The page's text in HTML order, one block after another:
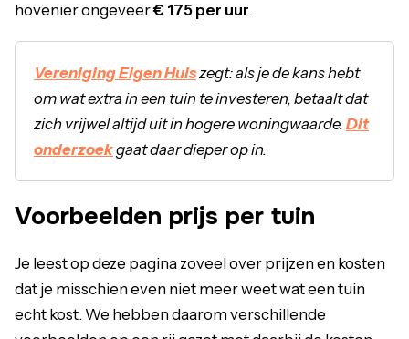
hovenier ongeveer€ 175 per uur.
Vereniging Eigen Huiszegt: als je de kans hebt
om wat extra in een tuin te investeren, betaalt dat
zich vrijwel altijd uit in hogere woningwaarde. Dit
onderzoekgaat daar dieper op in.
Voorbeelden prijs per tuin
Je leest op deze pagina zoveel over prijzen en kosten
dat je misschien even niet meer weet wat een tuin
echt kost. We hebben daarom verschillende